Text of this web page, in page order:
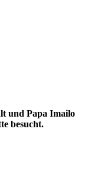
und Papa Imailo
besucht.